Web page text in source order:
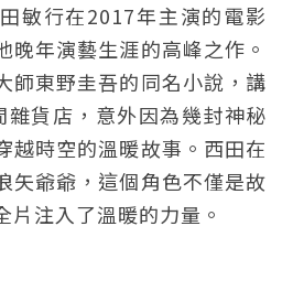
敏行在2017年主演的電影
晚年演藝生涯的高峰之作。
師東野圭吾的同名小說，講
貨店，意外因為幾封神秘
越時空的溫暖故事。西田在
矢爺爺，這個角色不僅是故
注入了溫暖的力量。